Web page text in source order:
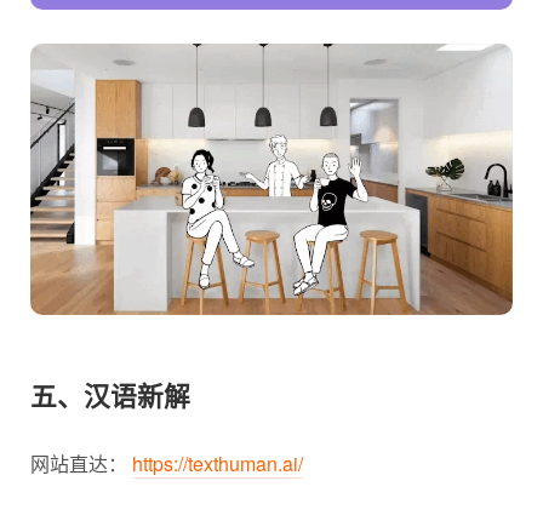
五、汉语新解
网站直达： https://texthuman.ai/